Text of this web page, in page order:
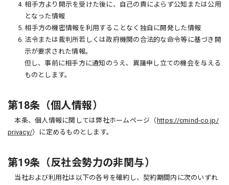
4. 相手方より開示を受けた後に、自己の責によらず公知または公用
となった情報
5. 相手方の機密情報を利用することなく独自に開発した情報
6. 法令または裁判所若しくは政府機関の合法的な命令等に基づき開
示が要求された情報。
但し、事前に相手方に通知のうえ、異議申し立ての機会を与える
ものとします。
第18条（個人情報）
本条、個人情報に関しては弊社ホームページ（ https://cmind-co.jp/
privacy/）に定めるものとします。
第19条（反社会勢力の非関与）
当社および利用社は以下の各号を確約し、契約期間内に次のいずれ